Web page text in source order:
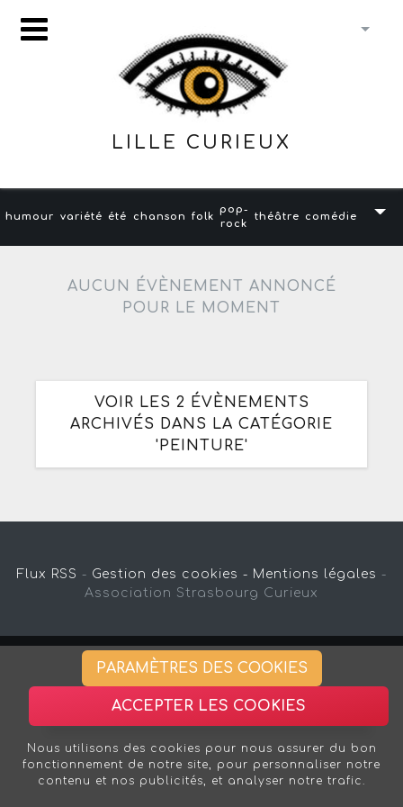
LILLE CURIEUX
humour variété été chanson folk
pop-
rock
théâtre comédie
AUCUN ÉVÈNEMENT ANNONCÉ
POUR LE MOMENT
VOIR LES 2 ÉVÈNEMENTS
ARCHIVÉS DANS LA CATÉGORIE
'PEINTURE'
Flux RSS - Gestion des cookies - Mentions légales -
Association Strasbourg Curieux
PARAMÈTRES DES COOKIES
ACCEPTER LES COOKIES
Nous utilisons des cookies pour nous assurer du bon
fonctionnement de notre site, pour personnaliser notre
contenu et nos publicités, et analyser notre trafic.